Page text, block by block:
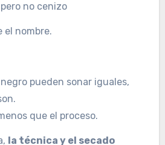
no cenizo
el nombre.
pueden sonar iguales,
que el proceso.
la técnica y el secado